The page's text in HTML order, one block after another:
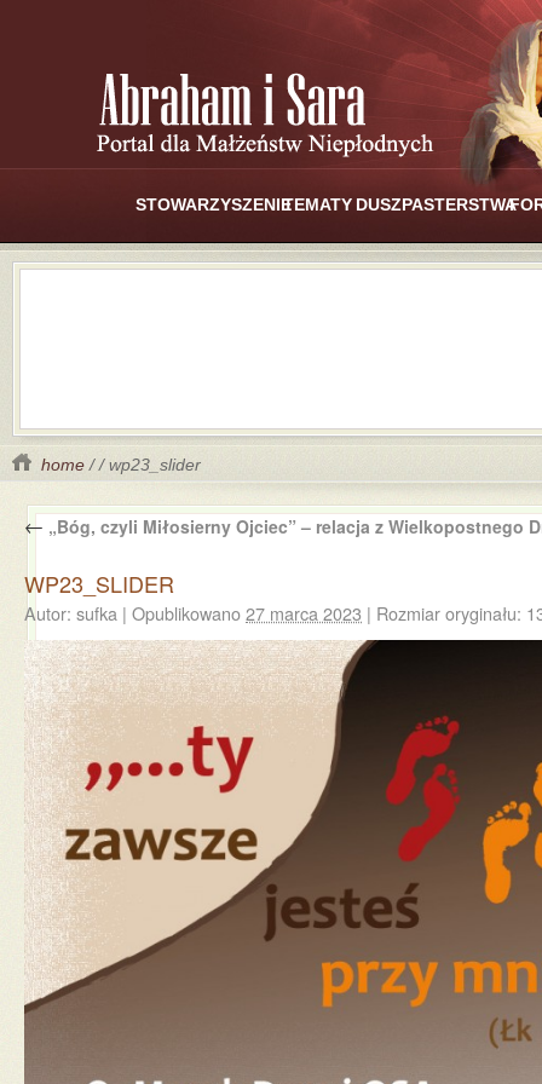
STOWARZYSZENIETEMATY DUSZPASTERSTWA
home / / wp23_slider
← „Bóg, czyli Miłosierny Ojciec” – relacja z Wielkopostnego
WP23_SLIDER
Autor: sufka | Opublikowano27 marca 2023 | Rozmiar oryginału: